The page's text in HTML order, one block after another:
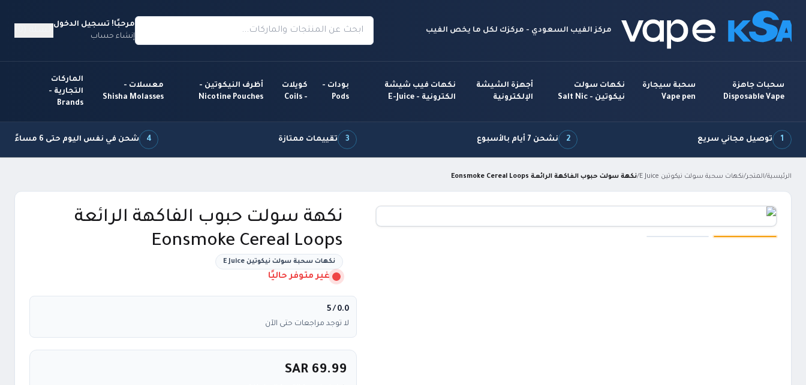
مركز الفيب السعودي - مركزك لكل ما يخص الفيب
مرحبًا! تسجيل الدخول
إنشاء حساب
سحبات جاهزة
Disposable Vape
سحبة سيجارة
Vape pen
نكهات سولت
نيكوتين - Salt Nic
أجهزة الشيشة
الإلكترونية
نكهات فيب شيشة
الكترونية - E-Juice
بودات -
Pods
كويلات
- Coils
أظرف النيكوتين -
Nicotine Pouches
معسلات -
Shisha Molasses
الماركات
التجارية -
Brands
1 توصيل مجاني سريع 2 نشحن 7 أيام بالأسبوع 3 تقييمات ممتازة 4 شحن في نفس اليوم حتى 6 مساءً
الرئيسية/المتجر/نكهات سحبة سولت نيكوتين E Juice /نكهة سولت حبوب الفاكهة الرائعة Eonsmoke Cereal Loops
نكهة سولت حبوب الفاكهة الرائعة
Eonsmoke Cereal Loops
نكهات سحبة سولت نيكوتين E Juice
غير متوفر حاليًا
0.0
/ 5
لا توجد مراجعات حتى الآن
SAR 69.99